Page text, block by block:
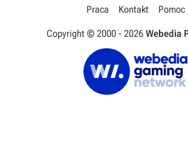
Praca
Kontakt Pomoc
Copyright © 2000 - 2026 Webedia